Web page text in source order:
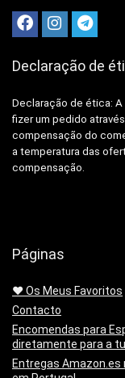
Declaração de
Declaração de ética: A
fizer um pedido
compensação do
a temperatura das
compensação.
Páginas
❤️ Os Meus Favoritos
Contacto
Encomendas para
diretamente para a
Entregas